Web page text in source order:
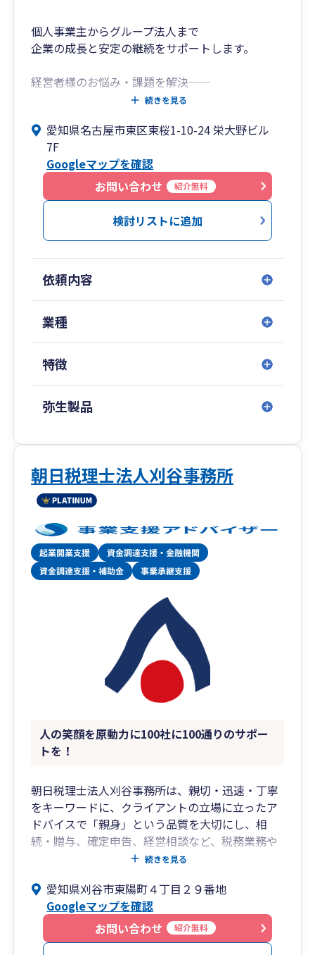
個人事業主からグループ法人まで
企業の成長と安定の継続をサポートします。
経営者様のお悩み・課題を解決―――
独立開業・会社設立支援、法人成りから申告、月
スまで、お客様に適したコースで、税理士が企業
経営を成長と安定継続に導きます。
業務改善のため税理士の変更をご検討の場合もお
気軽にご相談ください。
続きを見る
愛知県名古屋市東区東桜1-10-24 栄大野ビル
7F
Googleマップを確認
お問い合わせ
紹介無料
検討リストに追加
依頼内容
業種
特徴
弥生製品
朝日税理士法人刈谷事務所
人の笑顔を原動力に100社に100通りのサポー
トを！
朝日税理士法人刈谷事務所は、親切・迅速・丁寧
をキーワードに、クライアントの立場に立ったア
ドバイスで「親身」という品質を大切にし、相
続・贈与、確定申告、経営相談など、税務業務や
コンサルティング業務を通じて税理士としてクラ
ります。
人の笑顔を原動力に100社に100通りのサポートを
ご提供致します。
続きを見る
愛知県刈谷市東陽町４丁目２９番地
Googleマップを確認
お問い合わせ
紹介無料